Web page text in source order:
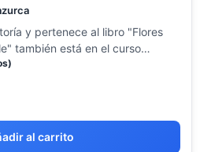
y pertenece al libro "Flores
también está en el curso…
al carrito